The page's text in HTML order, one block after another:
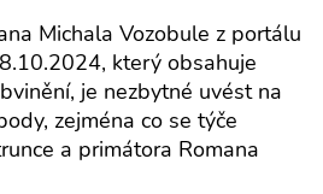
Michala Vozobule z portálu
který obsahuje
je nezbytné uvést na
zejména co se týče
a primátora Romana